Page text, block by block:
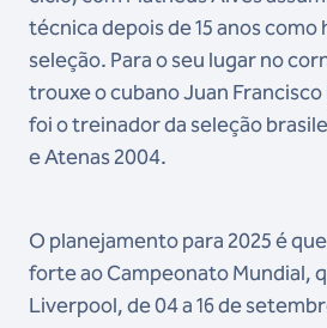
técnica depois de 15 anos como
seleção. Para o seu lugar no
trouxe o cubano Juan Francisco
foi o treinador da seleção
e Atenas 2004.
O planejamento para 2025 é
forte ao Campeonato Mundial,
Liverpool, de 04 a 16 de